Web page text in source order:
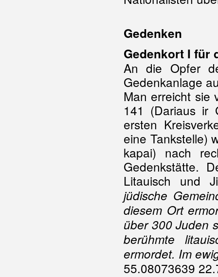
Gedenken
Gedenkort I für
An die Opfer
Gedenkanlage
Man erreicht sie
141 (Dariaus ir
ersten
eine Tankstelle)
kapai) nach
Gedenkstätte.
Litauisch und
jüdische
diesem Ort
über 300 Juden
berühmte
ermordet. Im
55.08073639